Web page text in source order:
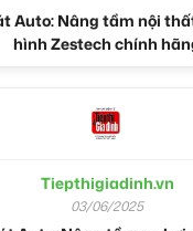
Auto: Nâng tầm nội
hình Zestech chính
Tiepthigiadinh.vn
03/06/2025